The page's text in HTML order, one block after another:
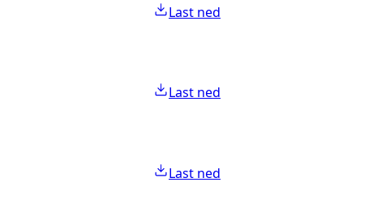
Last ned
Last ned
Last ned